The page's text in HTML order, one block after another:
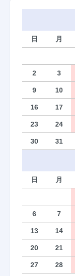
日 月
2 3
9 10
16 17
23 24
30 31
日 月
6 7
13 14
20 21
27 28